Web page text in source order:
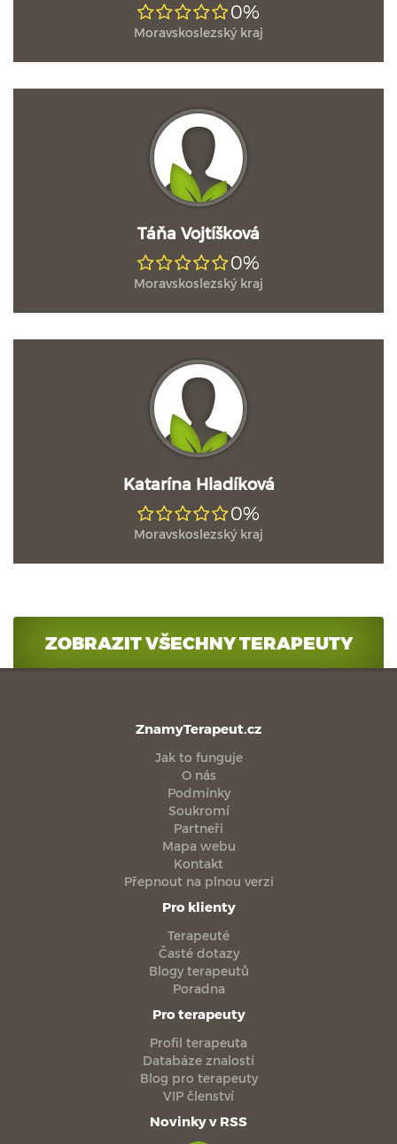
0%
Moravskoslezský kraj
Táňa Vojtíšková
0%
Moravskoslezský kraj
Katarína Hladíková
0%
Moravskoslezský kraj
ZOBRAZIT VŠECHNY TERAPEUTY
ZnamyTerapeut.cz
Jak to funguje
O nás
Podmínky
Soukromí
Partneři
Mapa webu
Kontakt
Přepnout na plnou verzi
Pro klienty
Terapeuté
Časté dotazy
Blogy terapeutů
Poradna
Pro terapeuty
Profil terapeuta
Databáze znalostí
Blog pro terapeuty
VIP členství
Novinky v RSS